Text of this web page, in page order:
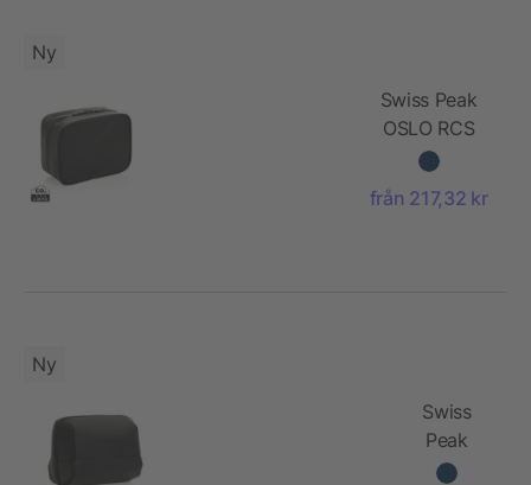
Ny
Swiss Peak
OSLO RCS
multifunktionell
från 217,32 kr
Ny
Swiss
Peak
OSLO RCS